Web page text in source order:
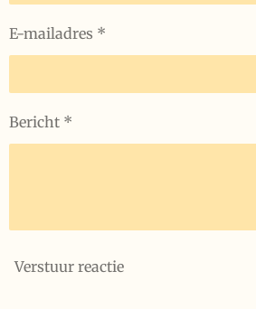
E-mailadres *
Bericht *
Verstuur reactie